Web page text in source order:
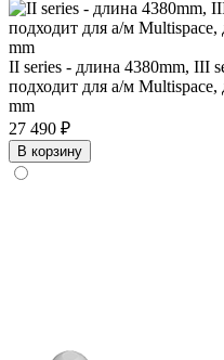
II series - длина 4380mm, III
подходит для а/м
mm
27 490 ₽
В корзину